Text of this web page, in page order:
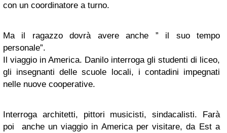
con un coordinatore a turno.
Ma il ragazzo dovrà avere anche ” il suo tempo
personale”.
Il viaggio in America. Danilo interroga gli studenti di liceo,
gli insegnanti delle scuole locali, i contadini impegnati
nelle nuove cooperative.
Interroga architetti, pittori musicisti, sindacalisti. Farà
poi anche un viaggio in America per visitare, da Est a